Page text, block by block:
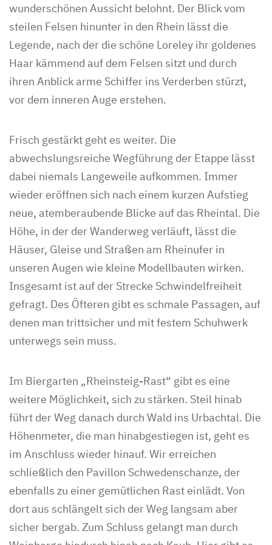
wunderschönen Aussicht belohnt. Der Blick vom
steilen Felsen hinunter in den Rhein lässt die
Legende, nach der die schöne Loreley ihr goldenes
Haar kämmend auf dem Felsen sitzt und durch
ihren Anblick arme Schiffer ins Verderben stürzt,
vor dem inneren Auge erstehen.
Frisch gestärkt geht es weiter. Die
abwechslungsreiche Wegführung der Etappe lässt
dabei niemals Langeweile aufkommen. Immer
wieder eröffnen sich nach einem kurzen Aufstieg
neue, atemberaubende Blicke auf das Rheintal. Die
Höhe, in der der Wanderweg verläuft, lässt die
Häuser, Gleise und Straßen am Rheinufer in
unseren Augen wie kleine Modellbauten wirken.
Insgesamt ist auf der Strecke Schwindelfreiheit
gefragt. Des Öfteren gibt es schmale Passagen, auf
denen man trittsicher und mit festem Schuhwerk
unterwegs sein muss.
Im Biergarten „Rheinsteig-Rast“ gibt es eine
weitere Möglichkeit, sich zu stärken. Steil hinab
führt der Weg danach durch Wald ins Urbachtal. Die
Höhenmeter, die man hinabgestiegen ist, geht es
im Anschluss wieder hinauf. Wir erreichen
schließlich den Pavillon Schwedenschanze, der
ebenfalls zu einer gemütlichen Rast einlädt. Von
dort aus schlängelt sich der Weg langsam aber
sicher bergab. Zum Schluss gelangt man durch